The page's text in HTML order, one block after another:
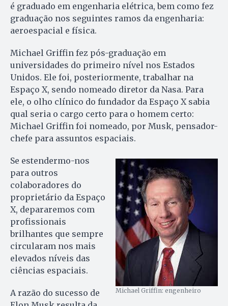
é graduado em engenharia elétrica, bem como fez
graduação nos seguintes ramos da engenharia:
aeroespacial e física.
Michael Griffin fez pós-graduação em
universidades do primeiro nível nos Estados
Unidos. Ele foi, posteriormente, trabalhar na
Espaço X, sendo nomeado diretor da Nasa. Para
ele, o olho clínico do fundador da Espaço X sabia
qual seria o cargo certo para o homem certo:
Michael Griffin foi nomeado, por Musk, pensador-
chefe para assuntos espaciais.
Michael Griffin: engenheiro
Se estendermo-nos
para outros
colaboradores do
proprietário da Espaço
X, depararemos com
profissionais
brilhantes que sempre
circularam nos mais
elevados níveis das
ciências espaciais.
A razão do sucesso de